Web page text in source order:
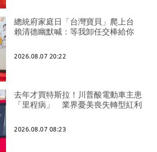
總統府家庭日「台灣寶貝」爬上台
賴清德幽默喊：等我卸任交棒給你
2026.08.07 20:22
去年才買特斯拉！川普酸電動車主患
「里程病」 業界憂美喪失轉型紅利
2026.08.07 08:23